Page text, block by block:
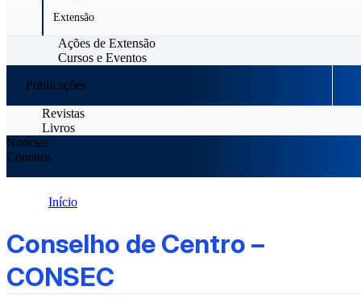
Extensão
Ações de Extensão
Cursos e Eventos
Publicações
Revistas
Livros
Notícias
Contatos
Início
Conselho de Centro –
CONSEC